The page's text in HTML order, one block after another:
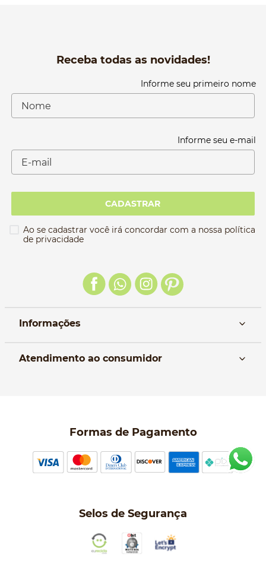
Receba todas as novidades!
Informe seu primeiro nome
Informe seu e-mail
CADASTRAR
Ao se cadastrar você irá concordar com a nossa política
de privacidade
Informações
Atendimento ao consumidor
Política de Privacidade
Perguntas frequentes
Formas de Pagamento
Selos de Segurança